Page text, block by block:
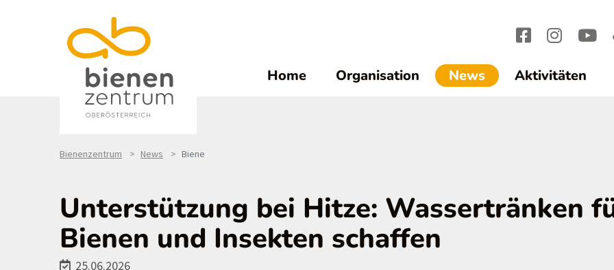
Home Organisation News(current)1
Aktivitäten
Bienenzentrum News Biene
Unterstützung bei Hitze: Wassertränken
Bienen und Insekten schaffen
25.06.2026